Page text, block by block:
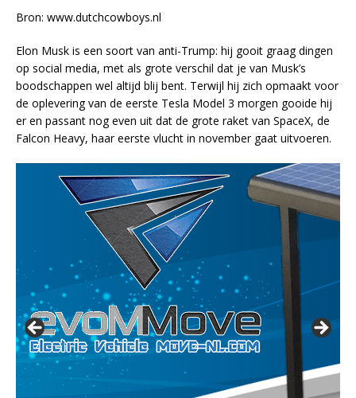
Bron: www.dutchcowboys.nl
Elon Musk is een soort van anti-Trump: hij gooit graag dingen
op social media, met als grote verschil dat je van Musk’s
boodschappen wel altijd blij bent. Terwijl hij zich opmaakt voor
de oplevering van de eerste Tesla Model 3 morgen gooide hij
er en passant nog even uit dat de grote raket van SpaceX, de
Falcon Heavy, haar eerste vlucht in november gaat uitvoeren.